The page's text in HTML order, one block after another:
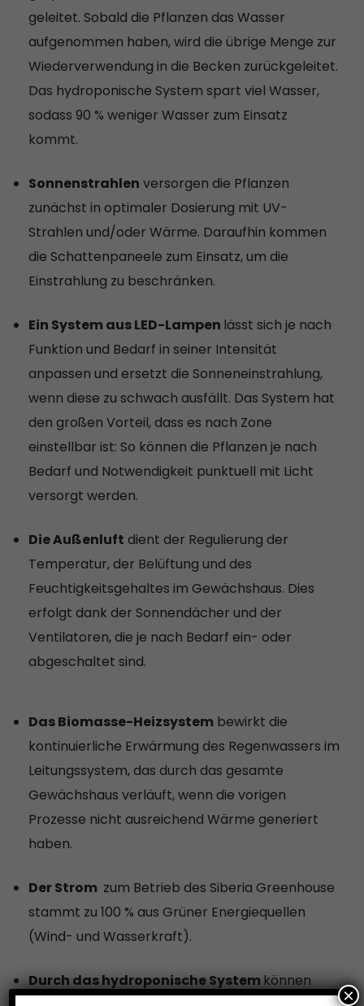
geleitet. Sobald die Pflanzen das Wasser
aufgenommen haben, wird die übrige Menge zur
Wiederverwendung in die Becken zurückgeleitet.
Das hydroponische System spart viel Wasser,
sodass 90 % weniger Wasser zum Einsatz
kommt.
Sonnenstrahlen versorgen die Pflanzen
zunächst in optimaler Dosierung mit UV-
Strahlen und/oder Wärme. Daraufhin kommen
die Schattenpaneele zum Einsatz, um die
Einstrahlung zu beschränken.
Ein System aus LED-Lampen lässt sich je nach
Funktion und Bedarf in seiner Intensität
anpassen und ersetzt die Sonneneinstrahlung,
wenn diese zu schwach ausfällt. Das System hat
den großen Vorteil, dass es nach Zone
einstellbar ist: So können die Pflanzen je nach
Bedarf und Notwendigkeit punktuell mit Licht
versorgt werden.
Die Außenluft dient der Regulierung der
Temperatur, der Belüftung und des
Feuchtigkeitsgehaltes im Gewächshaus. Dies
erfolgt dank der Sonnendächer und der
Ventilatoren, die je nach Bedarf ein- oder
abgeschaltet sind.
Das Biomasse-Heizsystem bewirkt die
kontinuierliche Erwärmung des Regenwassers im
Leitungssystem, das durch das gesamte
Gewächshaus verläuft, wenn die vorigen
Prozesse nicht ausreichend Wärme generiert
haben.
Der Strom zum Betrieb des Siberia Greenhouse
stammt zu 100 % aus Grüner Energiequellen
(Wind- und Wasserkraft).
Durch das hydroponische Systemkönnen
×